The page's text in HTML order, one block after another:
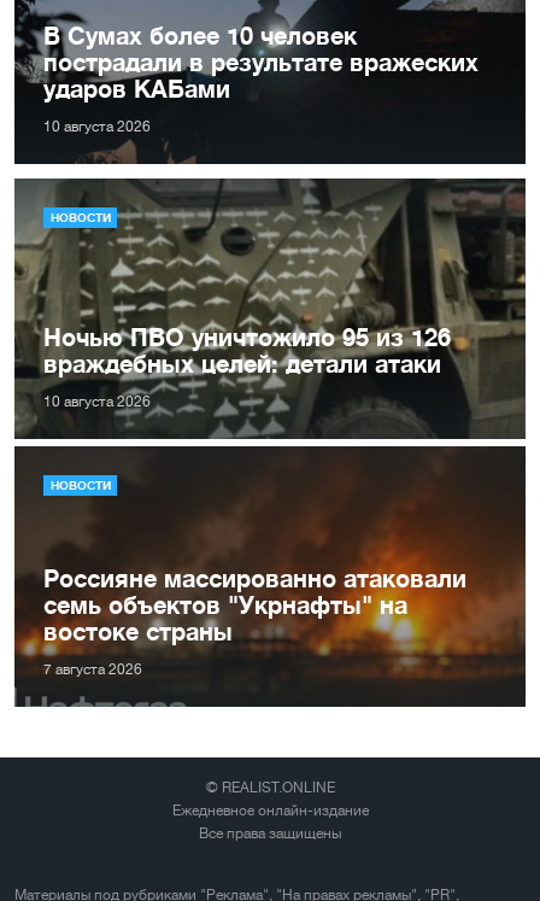
В Сумах более 10 человек
пострадали в результате вражеских
ударов КАБами
10 августа 2026
НОВОСТИ
Ночью ПВО уничтожило 95 из 126
враждебных целей: детали атаки
10 августа 2026
НОВОСТИ
Россияне массированно атаковали
семь объектов "Укрнафты" на
востоке страны
7 августа 2026
© REALIST.ONLINE
Ежедневное онлайн-издание
Все права защищены
Материалы под рубриками "Реклама", "На правах рекламы", "PR",